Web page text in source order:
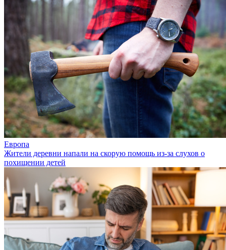
Европа
Жители деревни напали на скорую помощь из-за слухов о
похищении детей